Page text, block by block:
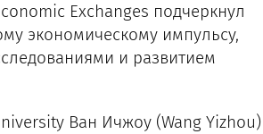
Exchanges подчеркнул
экономическому импульсу,
и развитием
Ван Ичжоу (Wang Yizhou)